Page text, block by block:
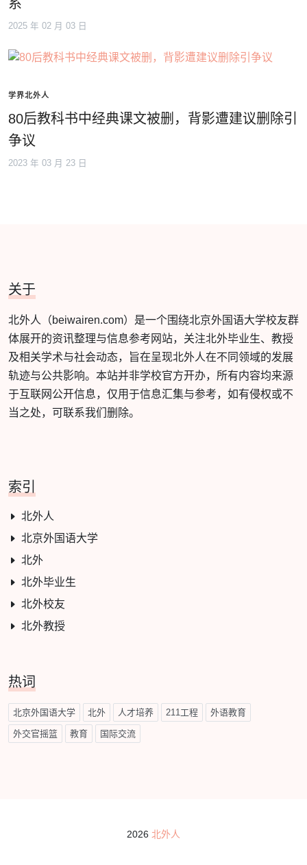
系
2025 年 02 月 03 日
学界北外人
80后教科书中经典课文被删，背影遭建议删除引
争议
2023 年 03 月 23 日
关于
北外人（beiwairen.com）是一个围绕北京外国语大学校友群
体展开的资讯整理与信息参考网站，关注北外毕业生、教授
及相关学术与社会动态，旨在呈现北外人在不同领域的发展
轨迹与公共影响。本站并非学校官方开办，所有内容均来源
于互联网公开信息，仅用于信息汇集与参考，如有侵权或不
当之处，可联系我们删除。
索引
北外人
北京外国语大学
北外
北外毕业生
北外校友
北外教授
热词
北京外国语大学 北外 人才培养 211工程 外语教育
外交官摇篮 教育 国际交流
2026 北外人